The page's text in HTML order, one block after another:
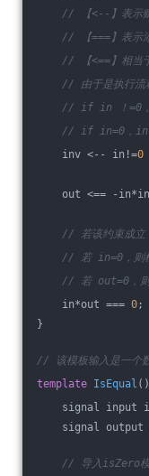
// 【<--】表示
// 【===】表示
// 【<==】相当
// 由于是执行流
// if in ！=0
// if in=0，
inv <-- in!=0
out <== -
// 若该约束成立
// 若 in=0，则
// 若 out=0，
in*out === 0;
}
// 该模板输入是一
template IsEqual ()
signal input
signal output
// 导入isZero